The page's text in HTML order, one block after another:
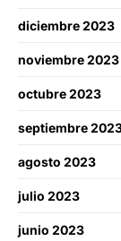
diciembre 2023
noviembre 2023
octubre 2023
septiembre
agosto 2023
julio 2023
junio 2023